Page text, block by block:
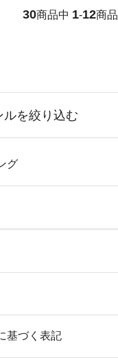
30商品中 1-12商品
ルを絞り込む
グ
基づく表記